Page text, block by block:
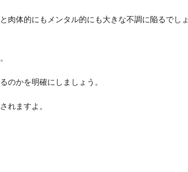
肉体的にもメンタル的にも大きな不調に陥るでしょ
のかを明確にしましょう。
れますよ。